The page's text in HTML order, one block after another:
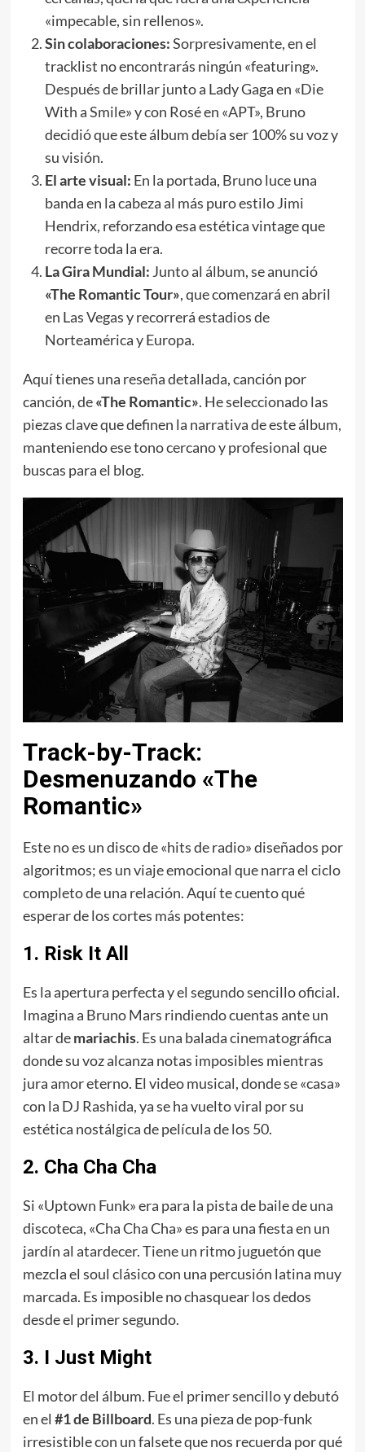
«impecable, sin rellenos».
Sin colaboraciones:Sorpresivamente, en el
tracklist no encontrarás ningún «featuring».
Después de brillar junto a Lady Gaga en «Die
With a Smile» y con Rosé en «APT», Bruno
decidió que este álbum debía ser 100% su voz y
su visión.
El arte visual: En la portada, Bruno luce una
banda en la cabeza al más puro estilo Jimi
Hendrix, reforzando esa estética vintage que
recorre toda la era.
La Gira Mundial: Junto al álbum, se anunció
«The Romantic Tour», que comenzará en abril
en Las Vegas y recorrerá estadios de
Norteamérica y Europa.
Aquí tienes una reseña detallada, canción por
canción, de«The Romantic». He seleccionado las
piezas clave que definen la narrativa de este álbum,
manteniendo ese tono cercano y profesional que
buscas para el blog.
Track-by-Track:
Desmenuzando «The
Romantic»
Este no es un disco de «hits de radio» diseñados por
algoritmos; es un viaje emocional que narra el ciclo
completo de una relación. Aquí te cuento qué
esperar de los cortes más potentes:
1. Risk It All
Es la apertura perfecta y el segundo sencillo oficial.
Imagina a Bruno Mars rindiendo cuentas ante un
altar demariachis. Es una balada cinematográfica
donde su voz alcanza notas imposibles mientras
jura amor eterno. El video musical, donde se «casa»
con la DJ Rashida, ya se ha vuelto viral por su
estética nostálgica de película de los 50.
2. Cha Cha Cha
Si «Uptown Funk» era para la pista de baile de una
discoteca, «Cha Cha Cha» es para una fiesta en un
jardín al atardecer. Tiene un ritmo juguetón que
mezcla el soul clásico con una percusión latina muy
marcada. Es imposible no chasquear los dedos
desde el primer segundo.
3. I Just Might
El motor del álbum. Fue el primer sencillo y debutó
en el #1 de Billboard. Es una pieza de pop-funk
irresistible con un falsete que nos recuerda por qué